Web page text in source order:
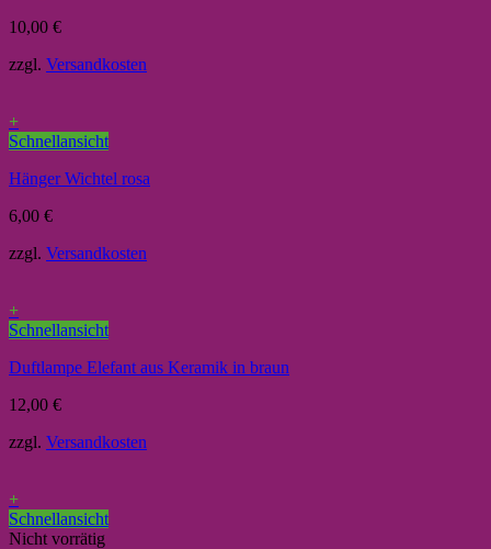
10,00 €
zzgl. Versandkosten
+
Schnellansicht
Hänger Wichtel rosa
6,00 €
zzgl. Versandkosten
+
Schnellansicht
Duftlampe Elefant aus Keramik in braun
12,00 €
zzgl. Versandkosten
+
Schnellansicht
Nicht vorrätig